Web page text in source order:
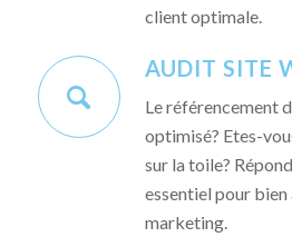
client optimale.
AUDIT SITE
Le référencement
optimisé? Etes-
sur la toile?
essentiel pour
marketing.